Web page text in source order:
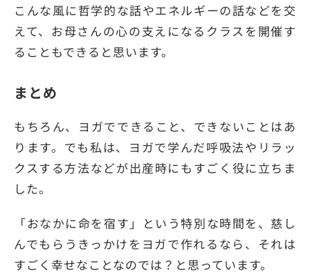
こんな風に哲学的な話やエネルギーの話などを交
えて、お母さんの心の支えになるクラスを開催す
ることもできると思います。
まとめ
もちろん、ヨガでできること、できないことはあ
ります。でも私は、ヨガで学んだ呼吸法やリラッ
クスする方法などが出産時にもすごく役に立ちま
した。
「おなかに命を宿す」という特別な時間を、慈し
んでもらうきっかけをヨガで作れるなら、それは
すごく幸せなことなのでは？と思っています。